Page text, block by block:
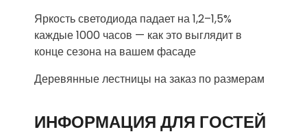
Яркость светодиода падает на 1,2–1,5%
каждые 1000 часов — как это выглядит в
конце сезона на вашем фасаде
Деревянные лестницы на заказ по размерам
ИНФОРМАЦИЯ ДЛЯ ГОСТЕЙ